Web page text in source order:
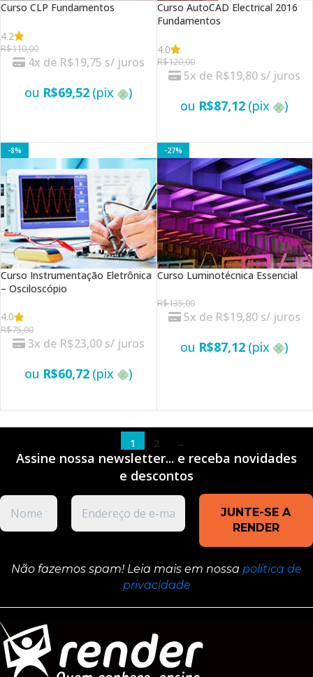
Curso CLP Fundamentos
4.2
R$110,00
4x de R$19,75 s/ juros
ou R$69,52 (pix )
Curso AutoCAD Electrical 2016
Fundamentos
4.0
R$120,00
5x de R$19,80 s/ juros
ou R$87,12 (pix )
-8%
Curso Instrumentação Eletrônica
– Osciloscópio
4.0
R$75,00
3x de R$23,00 s/ juros
ou R$60,72 (pix )
-27%
Curso Luminotécnica Essencial
R$135,00
5x de R$19,80 s/ juros
ou R$87,12 (pix )
1 2 →
Assine nossa newsletter... e receba novidades
e descontos
Não fazemos spam! Leia mais em nossa política de
privacidade